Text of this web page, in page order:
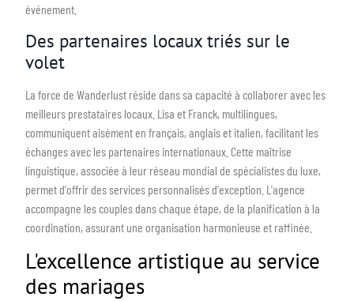
événement.
Des partenaires locaux triés sur le
volet
La force de Wanderlust réside dans sa capacité à collaborer avec les
meilleurs prestataires locaux. Lisa et Franck, multilingues,
communiquent aisément en français, anglais et italien, facilitant les
échanges avec les partenaires internationaux. Cette maîtrise
linguistique, associée à leur réseau mondial de spécialistes du luxe,
permet d'offrir des services personnalisés d'exception. L'agence
accompagne les couples dans chaque étape, de la planification à la
coordination, assurant une organisation harmonieuse et raffinée.
L'excellence artistique au service
des mariages